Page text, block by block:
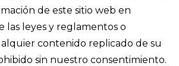
de este sitio web en
las leyes y reglamentos o
contenido replicado de su
sin nuestro consentimiento.